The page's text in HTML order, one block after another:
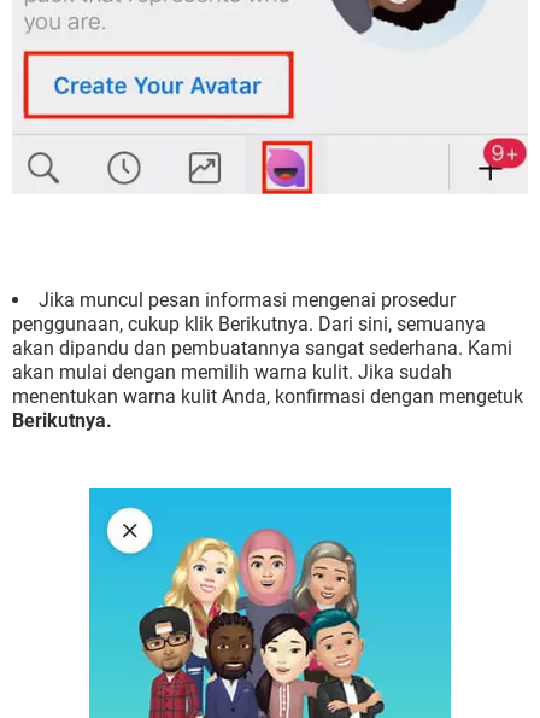
Jika muncul pesan informasi mengenai prosedur
penggunaan, cukup klik Berikutnya. Dari sini, semuanya
akan dipandu dan pembuatannya sangat sederhana. Kami
akan mulai dengan memilih warna kulit. Jika sudah
menentukan warna kulit Anda, konfirmasi dengan mengetuk
Berikutnya.